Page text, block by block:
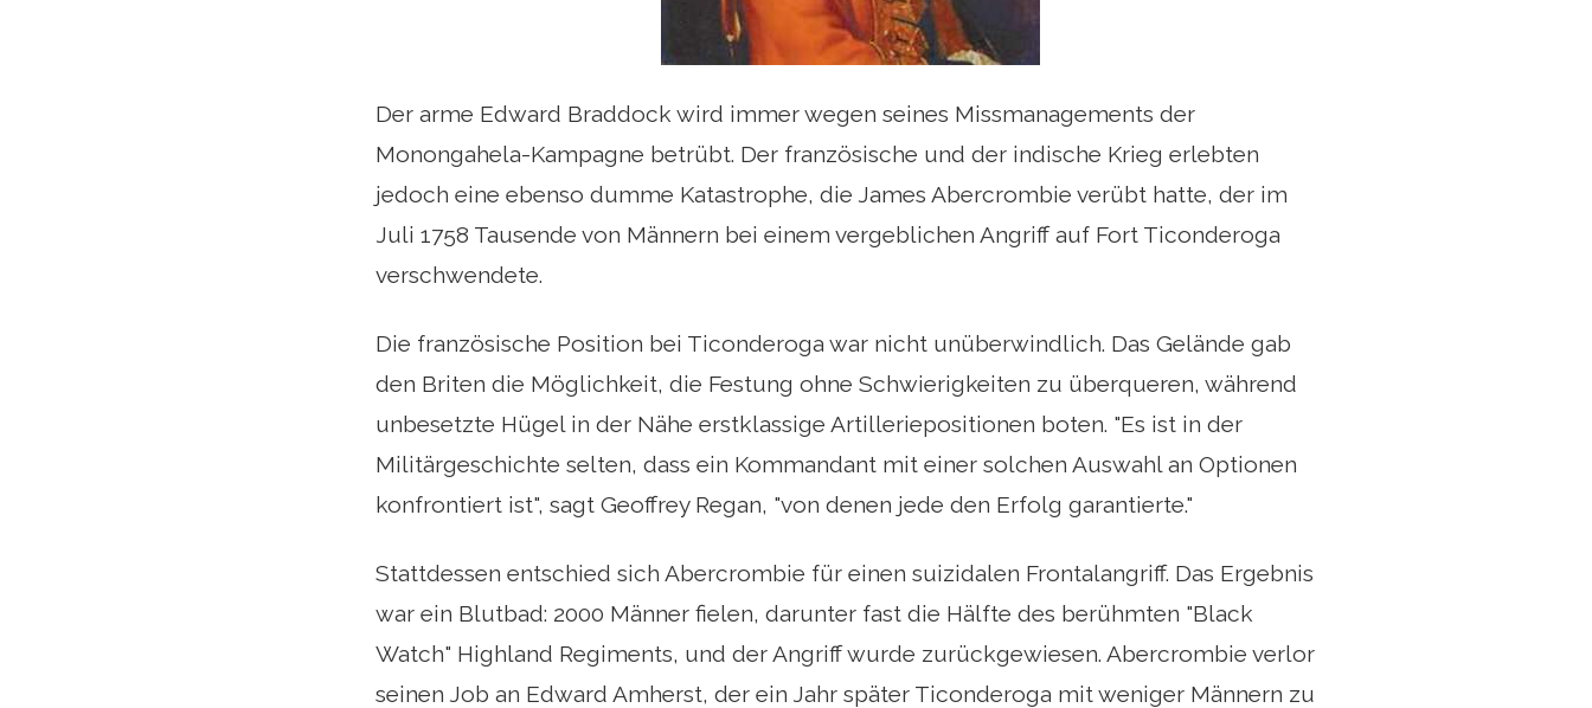
Der arme Edward Braddock wird immer wegen seines Missmanagements der
Monongahela-Kampagne betrübt. Der französische und der indische Krieg erlebten
jedoch eine ebenso dumme Katastrophe, die James Abercrombie verübt hatte, der im
Juli 1758 Tausende von Männern bei einem vergeblichen Angriff auf Fort Ticonderoga
verschwendete.
Die französische Position bei Ticonderoga war nicht unüberwindlich. Das Gelände gab
den Briten die Möglichkeit, die Festung ohne Schwierigkeiten zu überqueren, während
unbesetzte Hügel in der Nähe erstklassige Artilleriepositionen boten. "Es ist in der
Militärgeschichte selten, dass ein Kommandant mit einer solchen Auswahl an Optionen
konfrontiert ist", sagt Geoffrey Regan, "von denen jede den Erfolg garantierte."
Stattdessen entschied sich Abercrombie für einen suizidalen Frontalangriff. Das Ergebnis
war ein Blutbad: 2000 Männer fielen, darunter fast die Hälfte des berühmten "Black
Watch" Highland Regiments, und der Angriff wurde zurückgewiesen. Abercrombie verlor
seinen Job an Edward Amherst, der ein Jahr später Ticonderoga mit weniger Männern zu